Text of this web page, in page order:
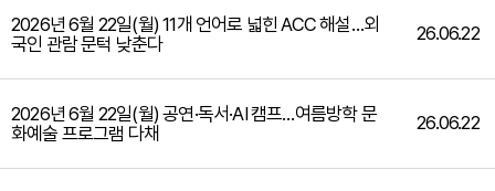
2026년 6월 22일(월) 11개 언어로 넓힌 ACC 해설…외
국인 관람 문턱 낮춘다
26.06.22
2026년 6월 22일(월) 공연·독서·AI 캠프…여름방학 문
화예술 프로그램 다채
26.06.22